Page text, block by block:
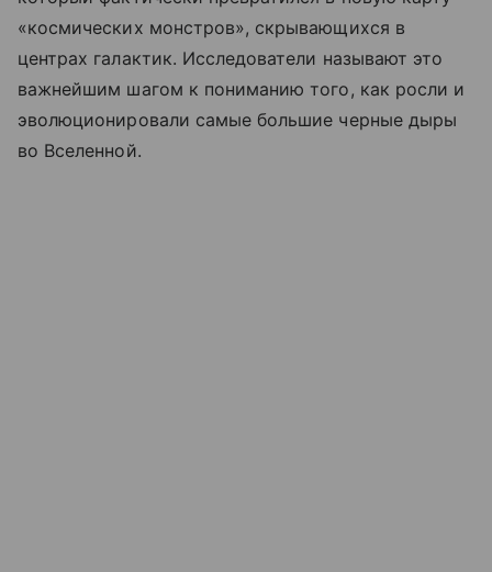
«космических монстров», скрывающихся в
центрах галактик. Исследователи называют это
важнейшим шагом к пониманию того, как росли и
эволюционировали самые большие черные дыры
во Вселенной.